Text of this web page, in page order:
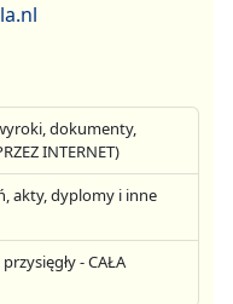
wyroki, dokumenty,
INTERNET)
akty, dyplomy i inne
- CAŁA